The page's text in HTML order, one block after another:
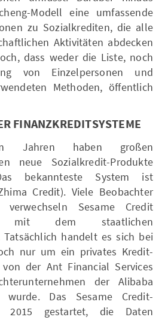
Modell eine umfassende
zu Sozialkrediten, die alle
Aktivitäten abdecken
dass weder die Liste, noch
von Einzelpersonen und
Methoden, öffentlich
FINANZKREDITSYSTEME
Jahren haben großen
neue Sozialkredit-Produkte
bekannteste System ist
Credit). Viele Beobachter
verwechseln Sesame Credit
mit dem staatlichen
Tatsächlich handelt es sich bei
nur um ein privates Kredit-
von der Ant Financial Services
der Alibaba
wurde. Das Sesame Credit-
2015 gestartet, die Daten